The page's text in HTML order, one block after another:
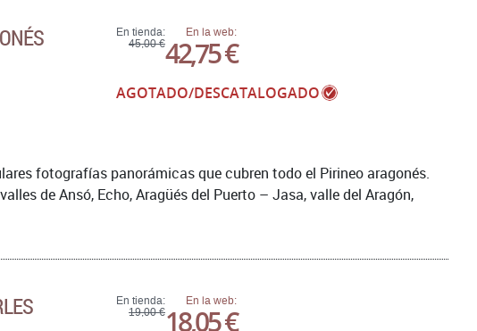
En tienda:
45,00 €
En la web:
42,75 €
AGOTADO/DESCATALOGADO
fotografías panorámicas que cubren todo el Pirineo aragonés.
de Ansó, Echo, Aragüés del Puerto – Jasa, valle del Aragón,
En tienda:
19,00 €
En la web:
18,05 €